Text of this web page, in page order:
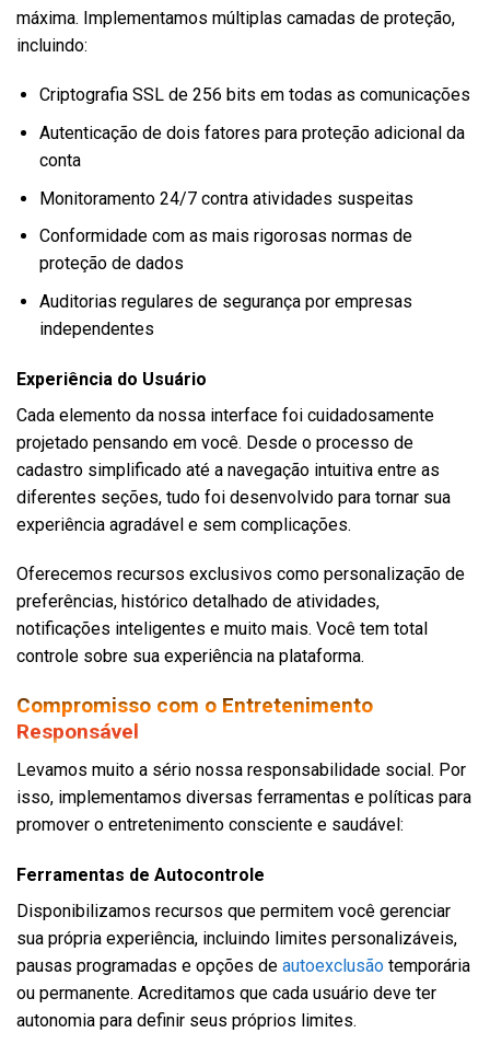
máxima. Implementamos múltiplas camadas de proteção,
incluindo:
Criptografia SSL de 256 bits em todas as comunicações
Autenticação de dois fatores para proteção adicional da
conta
Monitoramento 24/7 contra atividades suspeitas
Conformidade com as mais rigorosas normas de
proteção de dados
Auditorias regulares de segurança por empresas
independentes
Experiência do Usuário
Cada elemento da nossa interface foi cuidadosamente
projetado pensando em você. Desde o processo de
cadastro simplificado até a navegação intuitiva entre as
diferentes seções, tudo foi desenvolvido para tornar sua
experiência agradável e sem complicações.
Oferecemos recursos exclusivos como personalização de
preferências, histórico detalhado de atividades,
notificações inteligentes e muito mais. Você tem total
controle sobre sua experiência na plataforma.
Compromisso com o Entretenimento
Responsável
Levamos muito a sério nossa responsabilidade social. Por
isso, implementamos diversas ferramentas e políticas para
promover o entretenimento consciente e saudável:
Ferramentas de Autocontrole
Disponibilizamos recursos que permitem você gerenciar
sua própria experiência, incluindo limites personalizáveis,
pausas programadas e opções de autoexclusão temporária
ou permanente. Acreditamos que cada usuário deve ter
autonomia para definir seus próprios limites.